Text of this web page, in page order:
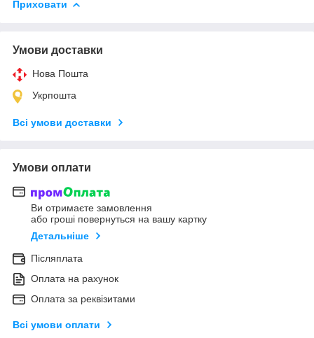
Приховати
Умови доставки
Нова Пошта
Укрпошта
Всі умови доставки
Умови оплати
Ви отримаєте замовлення
або гроші повернуться на вашу картку
Детальніше
Післяплата
Оплата на рахунок
Оплата за реквізитами
Всі умови оплати